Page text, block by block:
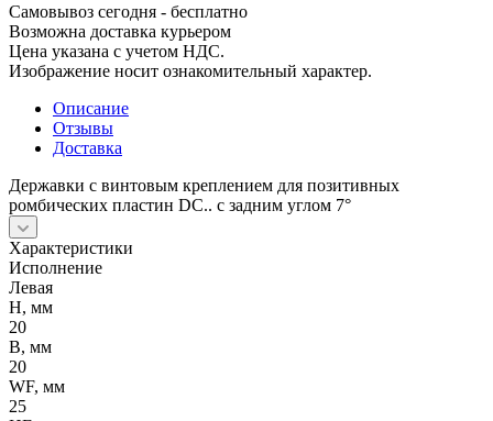
Самовывоз сегодня - бесплатно
Возможна доставка курьером
Цена указана с учетом НДС.
Изображение носит ознакомительный характер.
Описание
Отзывы
Доставка
Державки с винтовым креплением для позитивных
ромбических пластин DС.. с задним углом 7°
Характеристики
Исполнение
Левая
H, мм
20
B, мм
20
WF, мм
25